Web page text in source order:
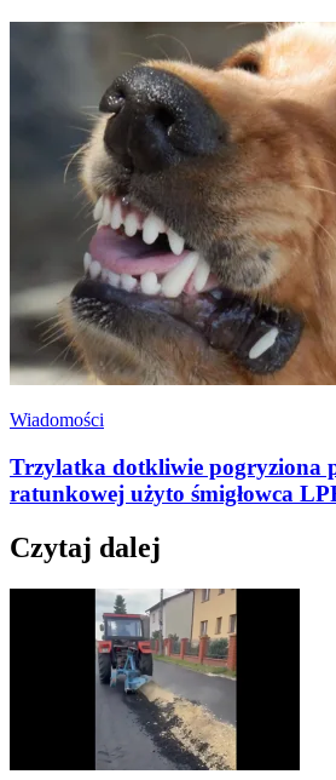
Wiadomości
Trzylatka dotkliwie pogryziona
ratunkowej użyto śmigłowca
Czytaj dalej